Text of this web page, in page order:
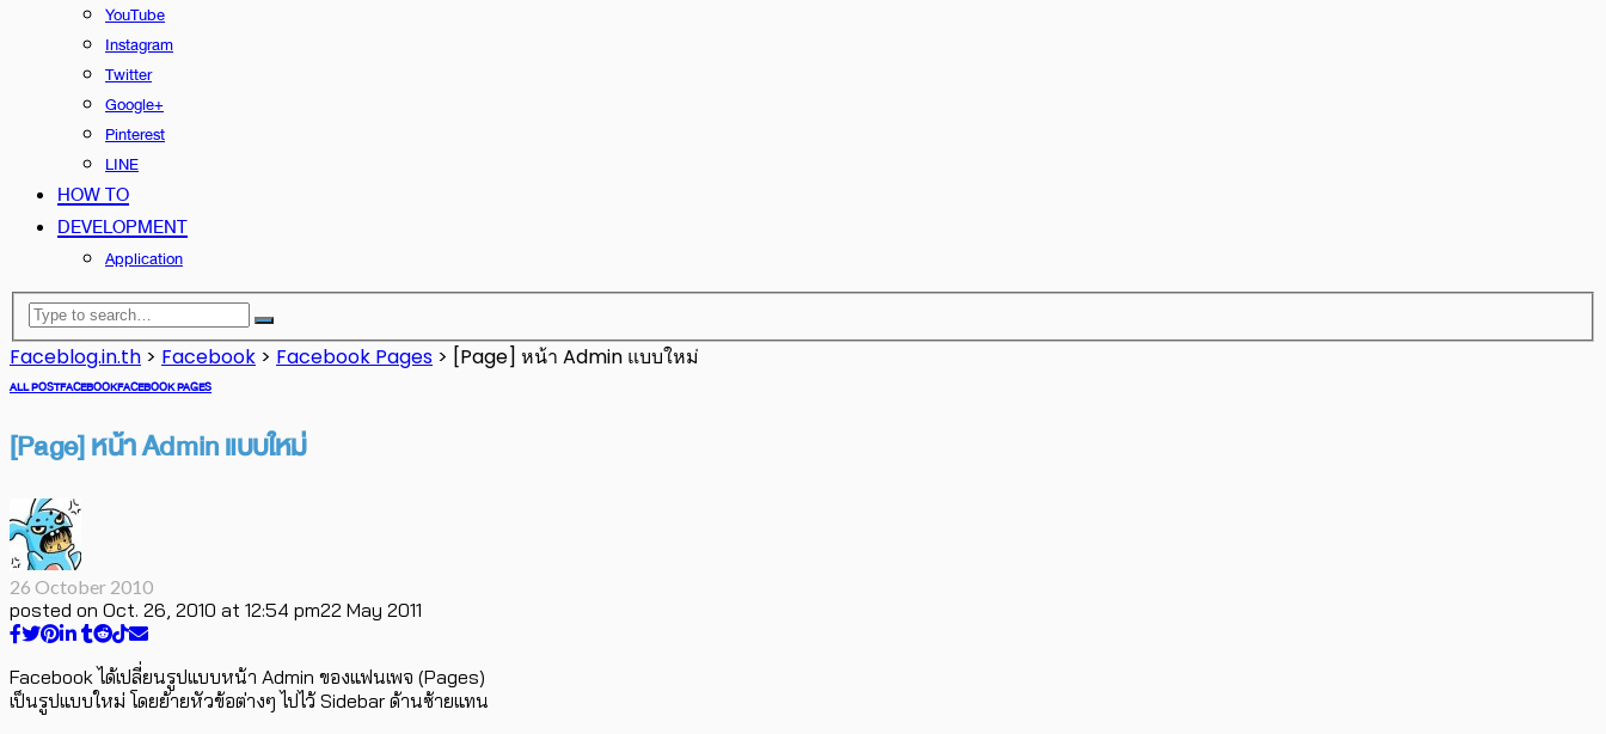
YouTube
Instagram
Twitter
Google+
Pinterest
LINE
HOW TO
DEVELOPMENT
Application
Faceblog.in.th > Facebook > Facebook Pages > [Page] หน้า Admin แบบใหม่
ALL POSTFACEBOOKFACEBOOK PAGES
[Page] หน้า Admin แบบใหม่
26 October 2010
posted on Oct. 26, 2010 at 12:54 pm22 May 2011
Facebook ได้เปลี่ยนรูปแบบหน้า Admin ของแฟนเพจ (Pages)
เป็นรูปแบบใหม่ โดยย้ายหัวข้อต่างๆ ไปไว้ Sidebar ด้านซ้ายแทน